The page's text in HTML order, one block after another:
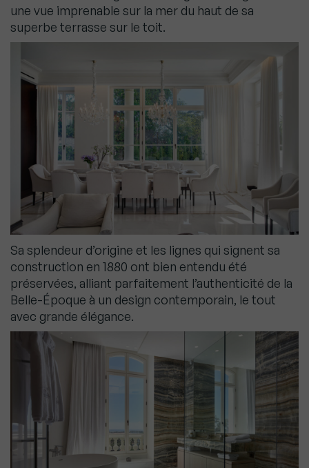
une vue imprenable sur la mer du haut de sa
superbe terrasse sur le toit.
Sa splendeur d’origine et les lignes qui signent sa
construction en 1880 ont bien entendu été
préservées, alliant parfaitement l’authenticité de la
Belle-Époque à un design contemporain, le tout
avec grande élégance.